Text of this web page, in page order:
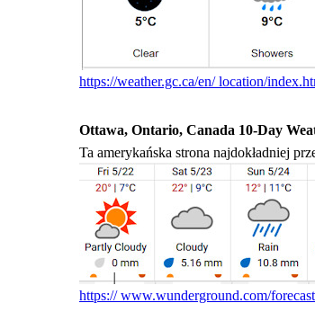
https://weather.gc.ca/en/ location/
Ottawa, Ontario, Canada 10-Day
Ta amerykańska strona najdokładniej
https:// www.wunderground.com/